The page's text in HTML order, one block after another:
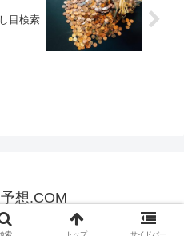
目検索
想.COM
予想.COM All Rights Reserved.
索 トップ サイドバー